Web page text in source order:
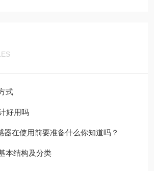
式
好用吗
器在使用前要准备什么你知道吗？
本结构及分类